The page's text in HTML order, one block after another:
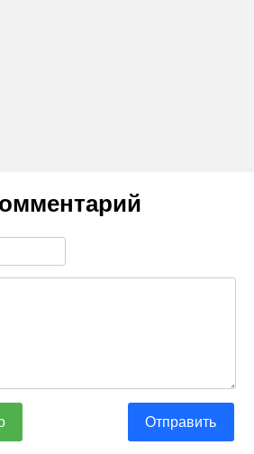
Отправить